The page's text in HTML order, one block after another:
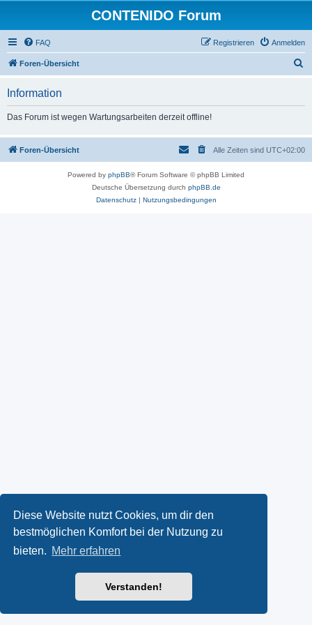
Diese Website nutzt Cookies, um dir den
bestmöglichen Komfort bei der Nutzung zu
bieten. Mehr erfahren
Verstanden!
CONTENIDO Forum
FAQ Anmelden
Registrieren
Foren-Übersicht
Information
Das Forum ist wegen Wartungsarbeiten derzeit offline!
Foren-Übersicht Alle Zeiten sind UTC+02:00
Powered by phpBB® Forum Software © phpBB Limited
Deutsche Übersetzung durch phpBB.de
Datenschutz| Nutzungsbedingungen